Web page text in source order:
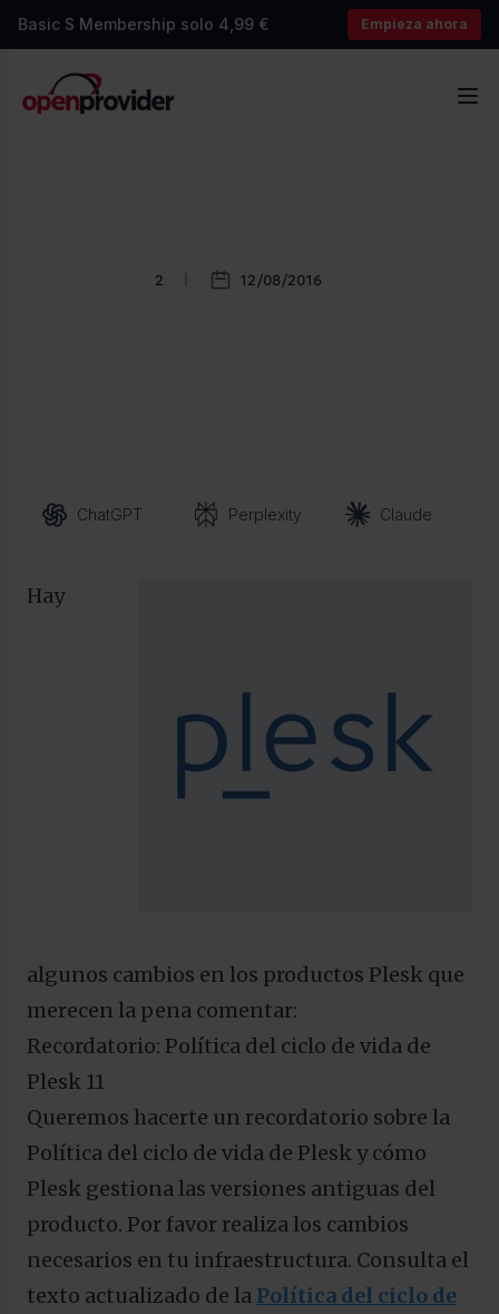
Basic S Membership solo 4,99 € Empieza ahora
OpenProvider
2 12/08/2016
ChatGPT Perplexity Claude
Hay
algunos cambios en los productos Plesk que
merecen la pena comentar:
Recordatorio: Política del ciclo de vida de
Plesk 11
Queremos hacerte un recordatorio sobre la
Política del ciclo de vida de Plesk y cómo
Plesk gestiona las versiones antiguas del
producto. Por favor realiza los cambios
necesarios en tu infraestructura. Consulta el
texto actualizado de la Política del ciclo de